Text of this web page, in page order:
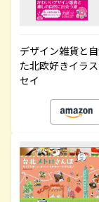
デザイン雑貨と
た北欧好きイラ
セイ